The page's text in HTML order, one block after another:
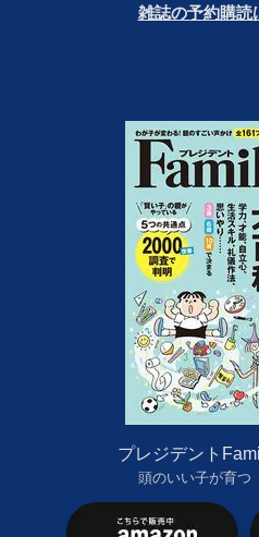
雑誌の予約購読
プレジデント
頭のいい子が育つ